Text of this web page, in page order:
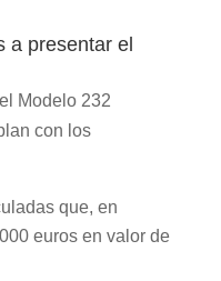
a presentar el
Modelo 232
con los
que, en
euros en valor de